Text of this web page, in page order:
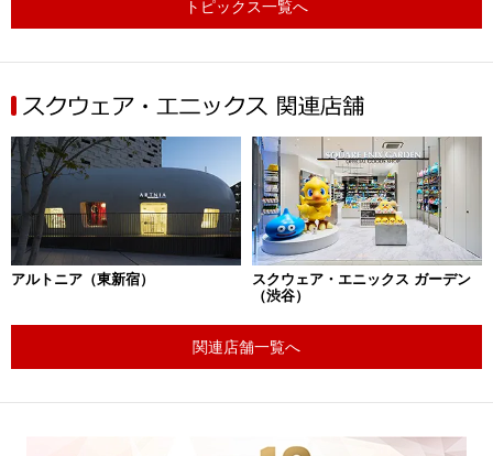
トピックス一覧へ
アルトニア（東新宿）
スクウェア・エニックス ガーデン
（渋谷）
関連店舗一覧へ